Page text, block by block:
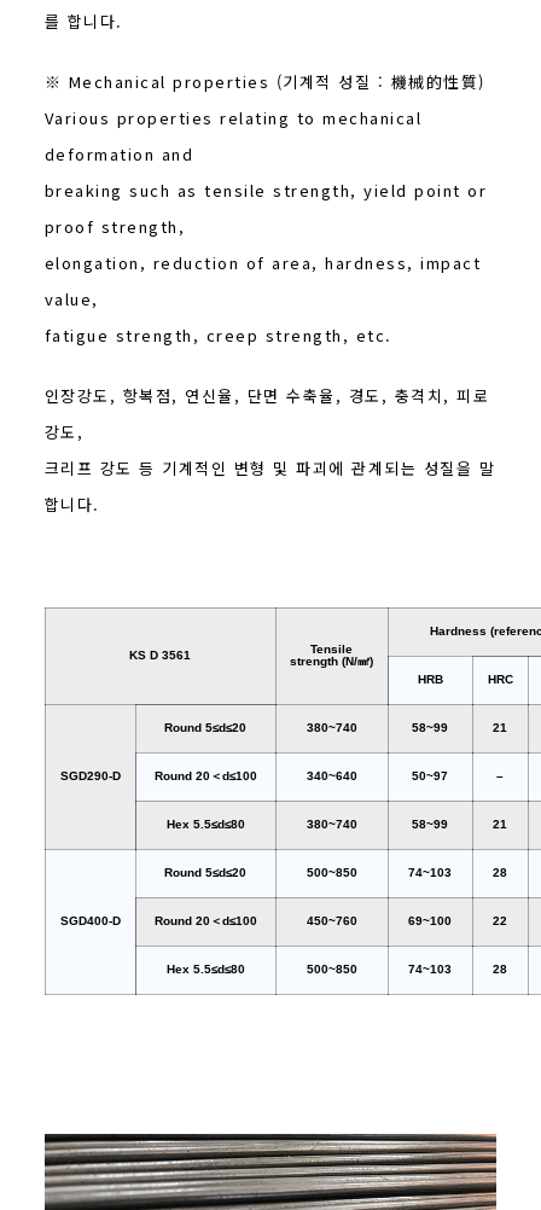
를 합니다.
※ Mechanical properties (기계적 성질 : 機械的性質)
Various properties relating to mechanical
deformation and
breaking such as tensile strength, yield point or
proof strength,
elongation, reduction of area, hardness, impact
value,
fatigue strength, creep strength, etc.
인장강도, 항복점, 연신율, 단면 수축율, 경도, 충격치, 피로
강도,
크리프 강도 등 기계적인 변형 및 파괴에 관계되는 성질을 말
합니다.
KS D 3561
Tensile
strength (N/㎟)
Hardness
HRB HRC
SGD290-D
Round 5≤d≤20 380~740 58~99 21
Round 20＜d≤100 340~640 50~97 –
Hex 5.5≤d≤80 380~740 58~99 21
SGD400-D
Round 5≤d≤20 500~850 74~103 28
Round 20＜d≤100 450~760 69~100 22
Hex 5.5≤d≤80 500~850 74~103 28